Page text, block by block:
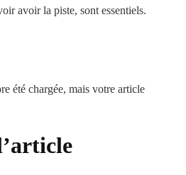
avoir la piste, sont essentiels.
été chargée, mais votre article